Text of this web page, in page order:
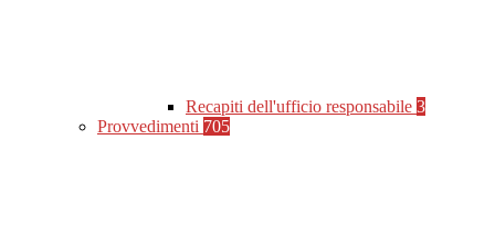
Recapiti dell'ufficio responsabile 3
Provvedimenti 705